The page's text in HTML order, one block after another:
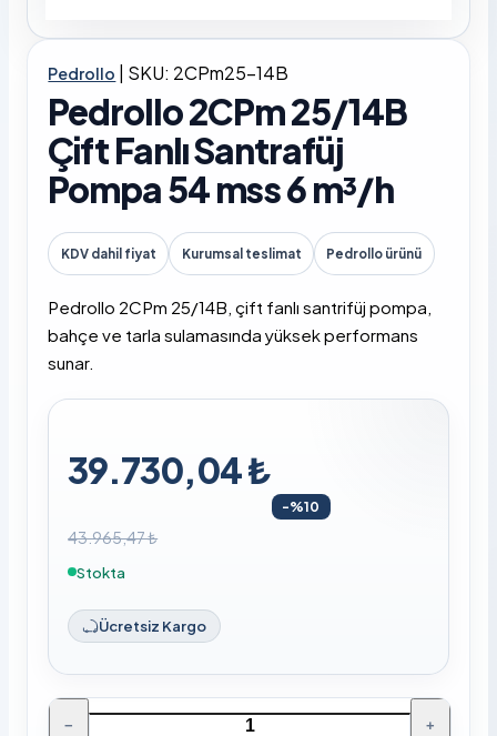
Pedrollo | SKU: 2CPm25-14B
Pedrollo 2CPm 25/14B
Çift Fanlı Santrafüj
Pompa 54 mss 6 m³/h
KDV dahil fiyat Kurumsal teslimat Pedrollo ürünü
Pedrollo 2CPm 25/14B, çift fanlı santrifüj pompa,
bahçe ve tarla sulamasında yüksek performans
sunar.
39.730,04 ₺
-%10
43.965,47 ₺
Stokta
Ücretsiz Kargo
− +